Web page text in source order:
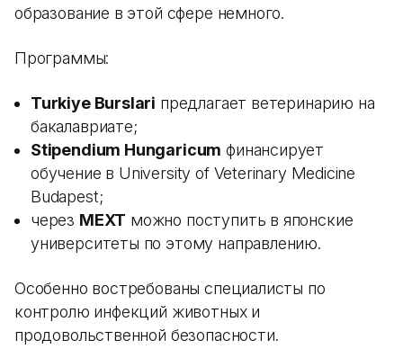
образование в этой сфере немного.
Программы:
Turkiye Burslari предлагает ветеринарию на
бакалавриате;
Stipendium Hungaricum финансирует
обучение в University of Veterinary Medicine
Budapest;
через MEXT можно поступить в японские
университеты по этому направлению.
Особенно востребованы специалисты по
контролю инфекций животных и
продовольственной безопасности.